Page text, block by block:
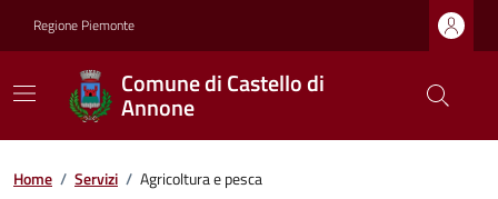
Regione Piemonte
Comune di Castello di
Annone
Home / Servizi / Agricoltura e pesca